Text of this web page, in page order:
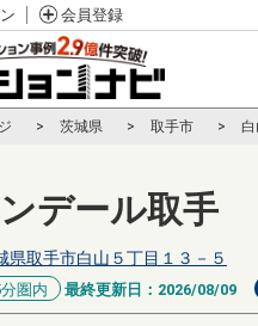
会員登録
茨城県 取手市
デール取手
県取手市白山５丁目１３－５
圏内 最終更新日： 2026/08/09